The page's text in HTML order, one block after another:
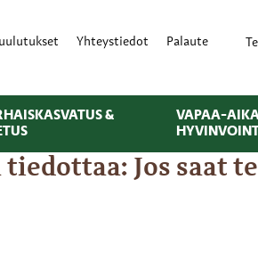
Yhteystiedot Palaute
&
VAPAA-
Jos